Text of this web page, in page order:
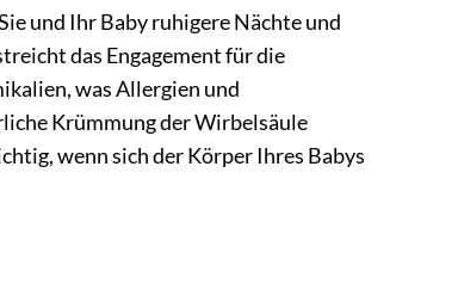
und Ihr Baby ruhigere Nächte und
das Engagement für die
was Allergien und
Krümmung der Wirbelsäule
wenn sich der Körper Ihres Babys